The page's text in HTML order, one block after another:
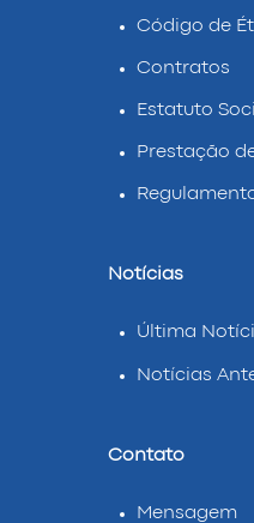
Código de
Contratos
Estatuto
Prestação
Notícias
Última
Notícias
Contato
Mensagem